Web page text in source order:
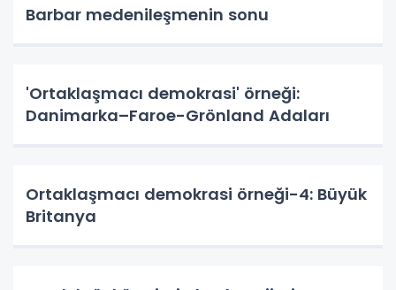
Barbar medenileşmenin sonu
'Ortaklaşmacı demokrasi' örneği:
Danimarka–Faroe-Grönland Adaları
Ortaklaşmacı demokrasi örneği-4: Büyük
Britanya